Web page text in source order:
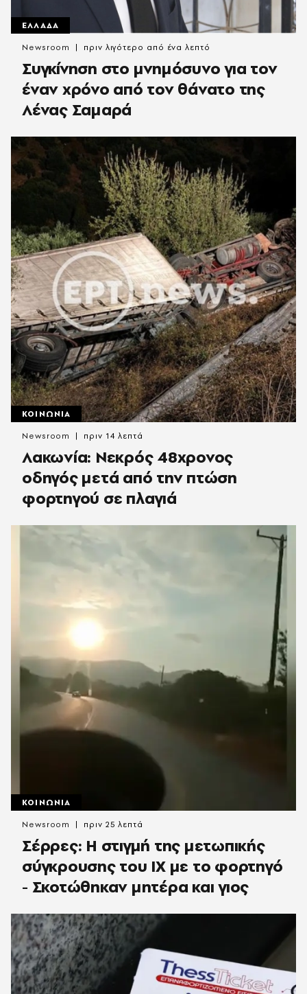
ΕΛΛΑΔΑ
Συγκίνηση στο μνημόσυνο για τον
έναν χρόνο από τον θάνατο της
Λένας Σαμαρά
Newsroom πριν λιγότερο από ένα λεπτό
ΚΟΙΝΩΝΙΑ
Λακωνία: Νεκρός 48χρονος
οδηγός μετά από την πτώση
φορτηγού σε πλαγιά
Newsroom πριν 14 λεπτά
ΚΟΙΝΩΝΙΑ
Σέρρες: Η στιγμή της μετωπικής
σύγκρουσης του ΙΧ με το φορτηγό
- Σκοτώθηκαν μητέρα και γιος
Newsroom πριν 25 λεπτά